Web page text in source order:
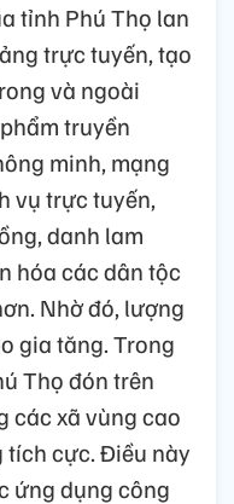
tỉnh Phú Thọ lan
trực tuyến, tạo
và ngoài
truyền
minh, mạng
vụ trực tuyến,
danh lam
hóa các dân tộc
Nhờ đó, lượng
gia tăng. Trong
Thọ đón trên
các xã vùng cao
cực. Điều này
ứng dụng công